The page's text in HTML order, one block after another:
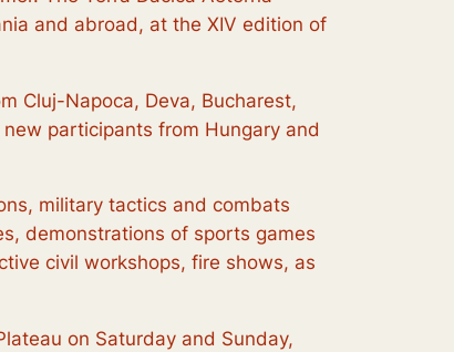
and abroad, at the XIV edition of
Cluj-Napoca, Deva, Bucharest,
participants from Hungary and
military tactics and combats
demonstrations of sports games
civil workshops, fire shows, as
on Saturday and Sunday,